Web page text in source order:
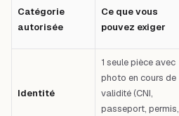
Catégorie
autorisée
Ce que vous
pouvez exiger
Identité
1 seule pièce avec
photo en cours de
validité (CNI,
passeport, permis,